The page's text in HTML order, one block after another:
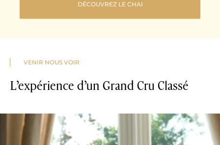
DÉCOUVREZ LE CHAI
VENIR NOUS VOIR
L’expérience d’un Grand Cru Classé